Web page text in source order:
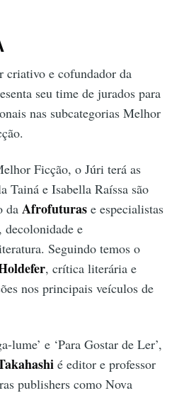
e cofundador da
seu time de jurados para
nas subcategorias Melhor
Ficção, o Júri terá as
Tainá e Isabella Raíssa são
daAfrofuturas e especialistas
decolonidade e
Seguindo temos o
, crítica literária e
nos principais veículos de
lume’ e ‘Para Gostar de Ler’,
é editor e professor
publishers como Nova